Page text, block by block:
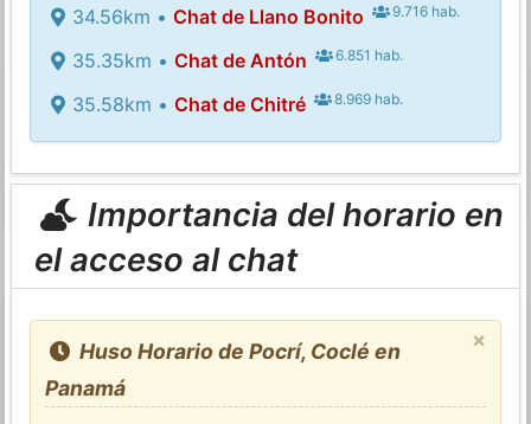
34.56km • Chat de Llano Bonito 9.716 hab.
35.35km • Chat de Antón 6.851 hab.
35.58km • Chat de Chitré 8.969 hab.
Importancia del horario en
el acceso al chat
×
Huso Horario de Pocrí, Coclé en
Panamá